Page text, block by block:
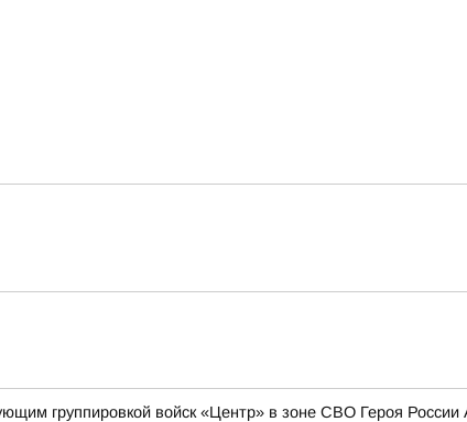
группировкой войск «Центр» в зоне СВО Героя России